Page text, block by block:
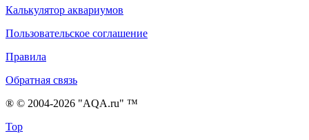
Калькулятор аквариумов
Пользовательское соглашение
Правила
Обратная связь
® © 2004-2026 "AQA.ru" ™
Top